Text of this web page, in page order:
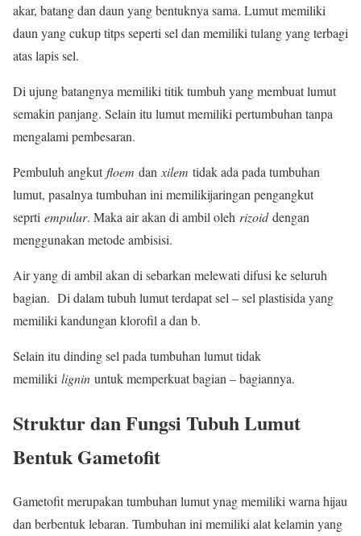
akar, batang dan daun yang bentuknya sama. Lumut memiliki
daun yang cukup titps seperti sel dan memiliki tulang yang terbagi
atas lapis sel.
Di ujung batangnya memiliki titik tumbuh yang membuat lumut
semakin panjang. Selain itu lumut memiliki pertumbuhan tanpa
mengalami pembesaran.
Pembuluh angkutfloem dan xilem tidak ada pada tumbuhan
lumut, pasalnya tumbuhan ini memilikijaringan pengangkut
seprti empulur. Maka air akan di ambil oleh rizoiddengan
menggunakan metode ambisisi.
Air yang di ambil akan di sebarkan melewati difusi ke seluruh
bagian. Di dalam tubuh lumut terdapat sel – sel plastisida yang
memiliki kandungan klorofil a dan b.
Selain itu dinding sel pada tumbuhan lumut tidak
memiliki lignin untuk memperkuat bagian – bagiannya.
Struktur dan Fungsi Tubuh Lumut
Bentuk Gametofit
Gametofit merupakan tumbuhan lumut ynag memiliki warna hijau
dan berbentuk lebaran. Tumbuhan ini memiliki alat kelamin yang